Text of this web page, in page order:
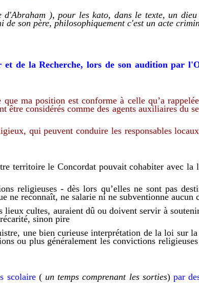
), pour les kato, dans le texte, un
de son père, philosophiquement c'est un acte
de la Recherche, lors de son audition par
ma position est conforme à celle qu’a
être considérés comme des agents auxiliaires du
qui peuvent conduire les responsables
territoire le Concordat pouvait cohabiter avec la
religieuses - dès lors qu’elles ne sont pas
ne reconnaît, ne salarie ni ne subventionne aucun
lieux cultes, auraient dû ou doivent servir à
sinon pire
une bien curieuse interprétation de la loi sur
ou plus généralement les convictions
scolaire ( un tempscomprenant les sorties)par